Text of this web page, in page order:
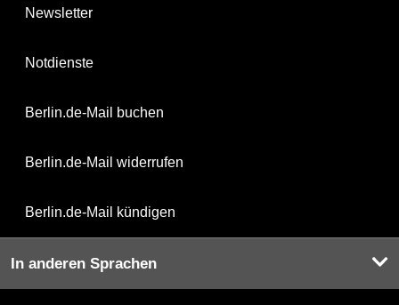
Newsletter
Notdienste
Berlin.de-Mail buchen
Berlin.de-Mail widerrufen
Berlin.de-Mail kündigen
In anderen Sprachen